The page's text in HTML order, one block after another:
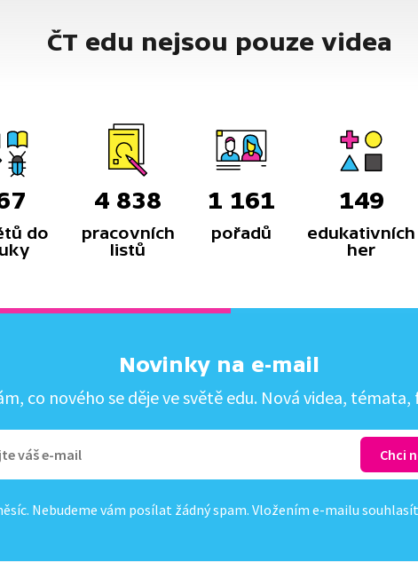
ČT edu nejsou pouze videa
do
4 838
pracovních
listů
1 161
pořadů
149
edukativních
her
Novinky na e-mail
co nového se děje ve světě edu. Nová videa, témata,
Nebudeme vám posílat žádný spam. Vložením e-mailu